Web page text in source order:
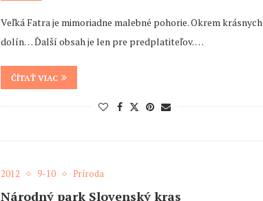
Veľká Fatra je mimoriadne malebné pohorie. Okrem krásnych
dolín… Ďalší obsah je len pre predplatiteľov. …
ČÍTAŤ VIAC
2012 9-10 Príroda
Národný park Slovenský kras